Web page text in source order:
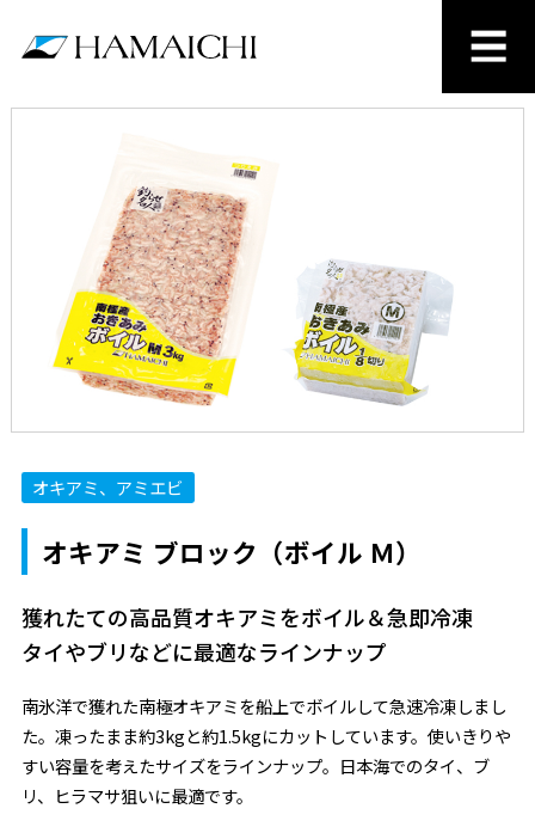
オキアミ、アミエビ
オキアミ ブロック（ボイル Ｍ）
獲れたての高品質オキアミをボイル＆急即冷凍
タイやブリなどに最適なラインナップ
南氷洋で獲れた南極オキアミを船上でボイルして急速冷凍しまし
た。凍ったまま約3kgと約1.5kgにカットしています。使いきりや
すい容量を考えたサイズをラインナップ。日本海でのタイ、ブ
リ、ヒラマサ狙いに最適です。